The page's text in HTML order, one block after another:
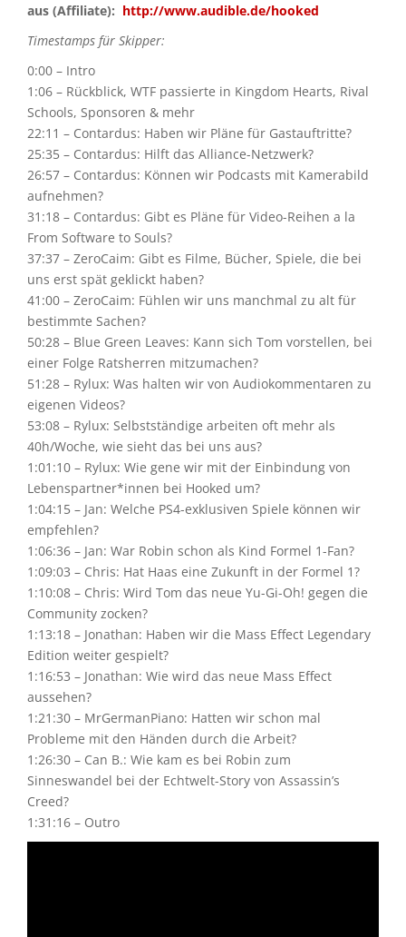
aus (Affiliate): http://www.audible.de/hooked
Timestamps für Skipper:
0:00 – Intro
1:06 – Rückblick, WTF passierte in Kingdom Hearts, Rival
Schools, Sponsoren & mehr
22:11 – Contardus: Haben wir Pläne für Gastauftritte?
25:35 – Contardus: Hilft das Alliance-Netzwerk?
26:57 – Contardus: Können wir Podcasts mit Kamerabild
aufnehmen?
31:18 – Contardus: Gibt es Pläne für Video-Reihen a la
From Software to Souls?
37:37 – ZeroCaim: Gibt es Filme, Bücher, Spiele, die bei
uns erst spät geklickt haben?
41:00 – ZeroCaim: Fühlen wir uns manchmal zu alt für
bestimmte Sachen?
50:28 – Blue Green Leaves: Kann sich Tom vorstellen, bei
einer Folge Ratsherren mitzumachen?
51:28 – Rylux: Was halten wir von Audiokommentaren zu
eigenen Videos?
53:08 – Rylux: Selbstständige arbeiten oft mehr als
40h/Woche, wie sieht das bei uns aus?
1:01:10 – Rylux: Wie gene wir mit der Einbindung von
Lebenspartner*innen bei Hooked um?
1:04:15 – Jan: Welche PS4-exklusiven Spiele können wir
empfehlen?
1:06:36 – Jan: War Robin schon als Kind Formel 1-Fan?
1:09:03 – Chris: Hat Haas eine Zukunft in der Formel 1?
1:10:08 – Chris: Wird Tom das neue Yu-Gi-Oh! gegen die
Community zocken?
1:13:18 – Jonathan: Haben wir die Mass Effect Legendary
Edition weiter gespielt?
1:16:53 – Jonathan: Wie wird das neue Mass Effect
aussehen?
1:21:30 – MrGermanPiano: Hatten wir schon mal
Probleme mit den Händen durch die Arbeit?
1:26:30 – Can B.: Wie kam es bei Robin zum
Sinneswandel bei der Echtwelt-Story von Assassin’s
Creed?
1:31:16 – Outro